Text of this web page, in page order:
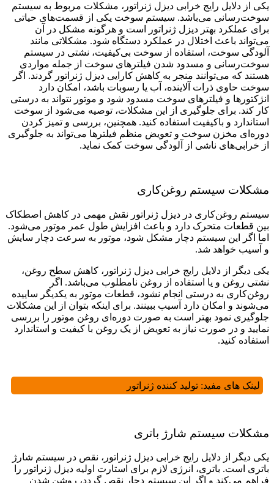
یکی از دلایل رایج خرابی دیزل ژنراتور، مشکلات مربوط به سیستم
سوخت‌رسانی می‌باشد. سیستم سوخت یکی از قسمت‌های حیاتی
برای عملکرد بهتر دیزل ژنراتور است و هرگونه مشکل در آن
می‌تواند باعث اختلال در عملکرد دستگاه شود. مشکلاتی مانند
آلودگی سوخت، استفاده از سوخت بی‌کیفیت، نشتی در سیستم
سوخت‌رسانی و مسدود شدن فیلترهای سوخت از جمله مواردی
هستند که می‌توانند منجر به کاهش کارایی دیزل ژنراتور گردند. اگر
سوخت حاوی ذرات آلاینده، آب یا رسوبات باشد، امکان دارد
انژکتورها و فیلترهای سوخت مسدود شود و موتور نتواند به درستی
کار کند. برای جلوگیری از این مشکلات، توصیه می‌شود از سوخت
استاندارد و باکیفیت استفاده کنید. همچنین، بررسی و تمیز کردن
دوره‌ای مخزن سوخت و تعویض منظم فیلترها می‌تواند به جلوگیری
از خرابی‌های ناشی از آلودگی سوخت کمک نماید.
مشکلات سیستم روغن‌کاری
سیستم روغن‌کاری در دیزل ژنراتور نقش مهمی در کاهش اصطکاک
بین قطعات متحرک دارد و باعث افزایش طول عمر موتور می‌شود.
اما اگر این سیستم دچار مشکل شود، موتور به سرعت دچار سایش
و آسیب خواهد شد.
یکی دیگر از دلایل رایج خرابی دیزل ژنراتور، کاهش سطح روغن،
نشتی روغن و یا استفاده از روغن نامطلوب می‌باشد. اگر
روغن‌کاری به درستی انجام نشود، قطعات موتور به یکدیگر ساییده
می‌شوند و امکان دارد آسیب ببینند. برای اینکه بتوان از این مشکلات
جلوگیری نمود بهتر است به صورت دوره‌ای روغن موتور را بررسی
نمایید و در صورت نیاز به تعویض از یک روغن با کیفیت و استاندارد
استفاده کنید.
لینک های مفید: تولید کننده ژنراتور
مشکلات سیستم شارژ باتری
یکی دیگر از دلایل رایج خرابی دیزل ژنراتور، نقص در سیستم شارژ
باتری است. باتری، انرژی لازم برای استارت اولیه دیزل ژنراتور را
فراهم می‌کند و اگر این سیستم دچار نقص گردد، روشن شدن